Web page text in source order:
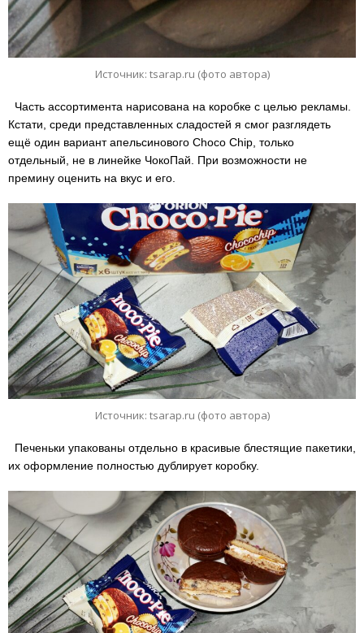
Источник: tsarap.ru (фото автора)
Часть ассортимента нарисована на коробке с целью рекламы.
Кстати, среди представленных сладостей я смог разглядеть
ещё один вариант апельсинового Choco Chip, только
отдельный, не в линейке ЧокоПай. При возможности не
премину оценить на вкус и его.
Источник: tsarap.ru (фото автора)
Печеньки упакованы отдельно в красивые блестящие пакетики,
их оформление полностью дублирует коробку.